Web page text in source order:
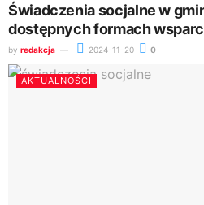
Świadczenia socjalne w
dostępnych formach
by redakcja 2024-11-20 0
AKTUALNOŚCI